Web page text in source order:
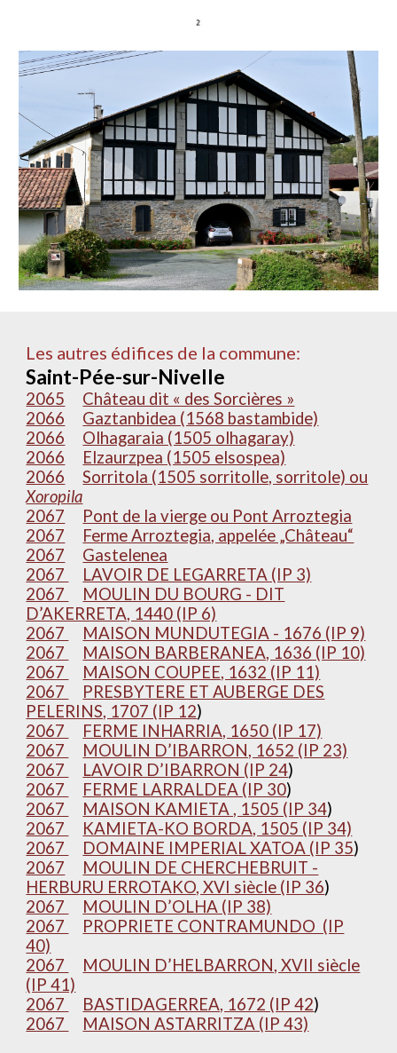
Les autres édifices de la commune:
Saint-Pée-sur-Nivelle
2065
Château dit « des Sorcières »
2066
Gaztanbidea (1568 bastambide)
2066
Olhagaraia (1505 olhagaray)
2066
Elzaurzpea (1505 elsospea)
2066
Sorritola (1505 sorritolle, sorritole) ou
Xoropila
2067
Pont de la vierge ou Pont Arroztegia
2067
Ferme Arroztegia, appelée „Château“
2067
Gastelenea
2067
LAVOIR DE LEGARRETA (IP 3)
2067
MOULIN DU BOURG - DIT
D’AKERRETA, 1440 (IP 6)
2067
MAISON MUNDUTEGIA - 1676 (IP 9)
2067
MAISON BARBERANEA, 1636 (IP 10)
2067
MAISON COUPEE, 1632 (IP 11)
2067
PRESBYTERE ET AUBERGE DES
PELERINS, 1707 (IP 12)
2067
FERME INHARRIA, 1650 (IP 17)
2067
MOULIN D’IBARRON, 1652 (IP 23)
2067
LAVOIR D’IBARRON (IP 24)
2067
FERME LARRALDEA (IP 30)
2067
MAISON KAMIETA , 1505 (IP 34)
2067
KAMIETA-KO BORDA, 1505 (IP 34)
2067
DOMAINE IMPERIAL XATOA (IP 35)
2067
MOULIN DE CHERCHEBRUIT -
HERBURU ERROTAKO, XVI siècle (IP 36)
2067
MOULIN D’OLHA (IP 38)
2067
PROPRIETE CONTRAMUNDO (IP
40)
2067
MOULIN D’HELBARRON, XVII siècle
(IP 41)
2067
BASTIDAGERREA, 1672 (IP 42)
2067
MAISON ASTARRITZA (IP 43)